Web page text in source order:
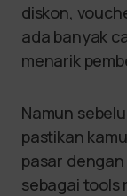
diskon,
ada banyak
menarik
Namun
pastikan
pasar
sebagai tools